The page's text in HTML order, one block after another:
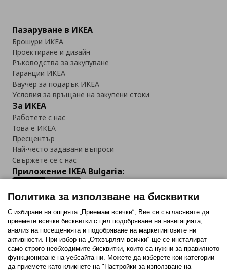
Пазаруване в ИКЕА
Брошури ИКЕА
Проектиране и дизайн
Ръководства за закупуване
Гаранции ИКЕА
Ваучер за подарък ИКЕА
Условия за връщане на закупени стоки
За ИКЕА
Работете с нас
Това е ИКЕА
Пресцентър
Най-често задавани въпроси
Свържете се с нас
Приложение IKEA Bulgaria:
Последвайте ни:
FacebookTwitterYoutubePinterestInstagram
Политика за използване на бисквитки
С избиране на опцията „Приемам всички“, Вие се съгласявате да
приемете всички бисквитки с цел подобряване на навигацията,
анализ на посещенията и подобряване на маркетинговите ни
активности. При избор на „Отхвърлям всички“ ще се инсталират
само строго необходимитe бисквитки, които са нужни за правилното
функциониране на уебсайта ни. Можете да изберете кои категории
да приемете като кликнете на "Настройки за използване на